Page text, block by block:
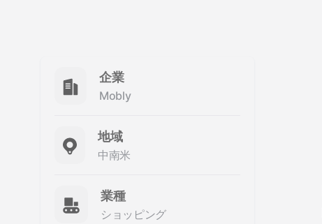
企業
Mobly
地域
中南米
業種
ショッピング